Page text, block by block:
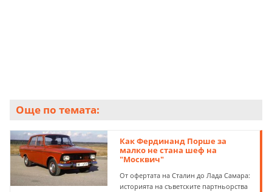
Още по темата:
Как Фердинанд Порше за
малко не стана шеф на
"Москвич"
От офертата на Сталин до Лада Самара:
историята на съветските партньорства